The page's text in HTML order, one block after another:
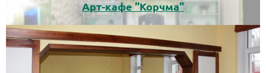
Арт-кафе Корчма